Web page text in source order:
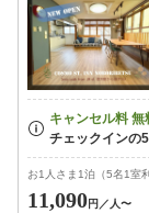
お1人さま1泊（5名1室
11,090円 ／人〜